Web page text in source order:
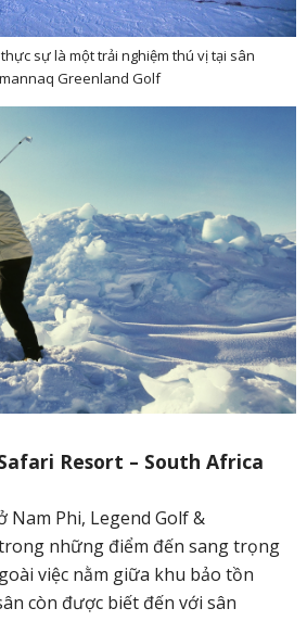
sự là một trải nghiệm thú vị tại sân
Greenland Golf
Resort – South Africa
Nam Phi, Legend Golf &
những điểm đến sang trọng
việc nằm giữa khu bảo tồn
còn được biết đến với sân